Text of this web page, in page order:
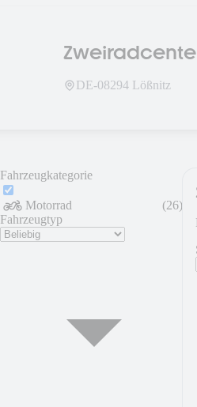
DE-08294 Lößnitz
Fahrzeugkategorie
Motorrad (26)
Fahrzeugtyp